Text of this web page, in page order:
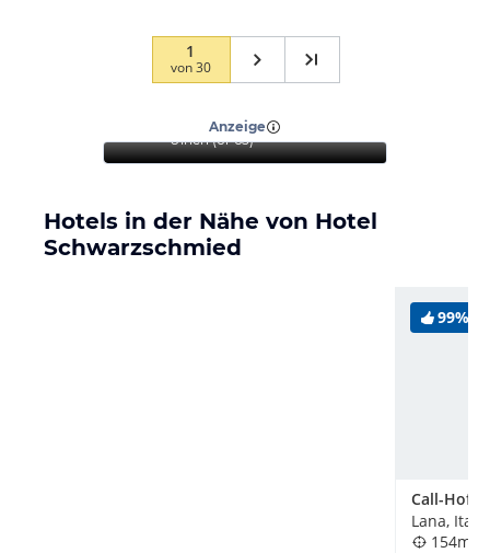
1
von30
Anzeige
Ulrich (61-65)
Hotels in der Nähe von Hotel
Schwarzschmied
99%
Call-Hof
Lana,
154m